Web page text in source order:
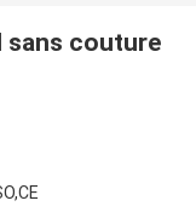
sans couture